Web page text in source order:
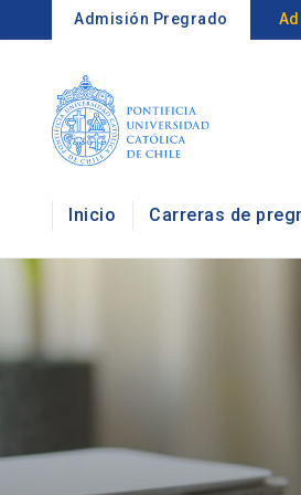
Admisión Pregrado
Inicio Carreras de